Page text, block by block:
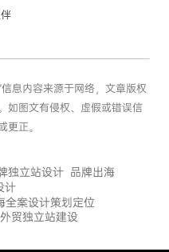
息内容来源于网络，文章版权
如图文有侵权、虚假或错误信
更正。
独立站设计 品牌出海
计
全案设计策划定位
外贸独立站建设